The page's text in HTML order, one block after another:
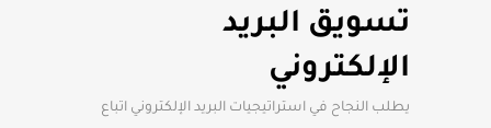
تسويق البريد
الإلكتروني
يطلب النجاح في استراتيجيات البريد الإلكتروني اتباع